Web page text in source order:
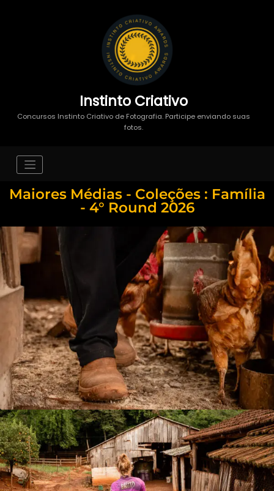
Instinto Criativo
Concursos Instinto Criativo de Fotografia. Participe enviando suas
fotos.
Maiores Médias - Coleções : Família
- 4° Round 2026